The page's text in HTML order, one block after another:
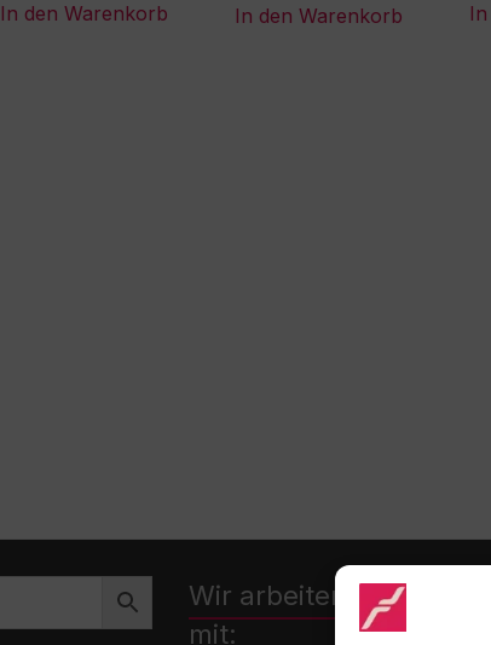
In den Warenkorb In den Warenkorb
Wir arbeiten zusammen
mit: